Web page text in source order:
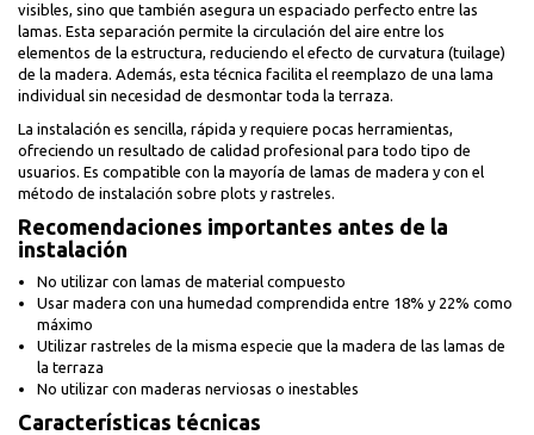
visibles, sino que también asegura un espaciado perfecto entre las
lamas. Esta separación permite la circulación del aire entre los
elementos de la estructura, reduciendo el efecto de curvatura (tuilage)
de la madera. Además, esta técnica facilita el reemplazo de una lama
individual sin necesidad de desmontar toda la terraza.
La instalación es sencilla, rápida y requiere pocas herramientas,
ofreciendo un resultado de calidad profesional para todo tipo de
usuarios. Es compatible con la mayoría de lamas de madera y con el
método de instalación sobre plots y rastreles.
Recomendaciones importantes antes de la
instalación
No utilizar con lamas de material compuesto
Usar madera con una humedad comprendida entre 18% y 22% como
máximo
Utilizar rastreles de la misma especie que la madera de las lamas de
la terraza
No utilizar con maderas nerviosas o inestables
Características técnicas